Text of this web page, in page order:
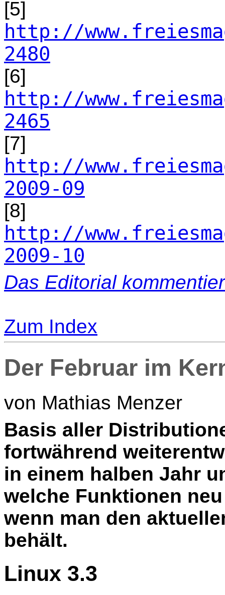
[5]
http://
2480
[6]
http://
2465
[7]
http://
2009-09
[8]
http://
2009-10
Das Editorial
Zum Index
Der Februar im
von Mathias Menzer
Basis aller
fortwährend
in einem halben Jahr
welche Funktionen
wenn man den
behält.
Linux 3.3